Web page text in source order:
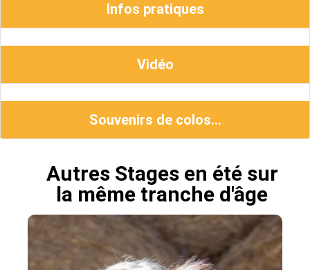
Infos pratiques
Vidéo
Souvenirs de colos...
Autres Stages en été sur
la même tranche d'âge